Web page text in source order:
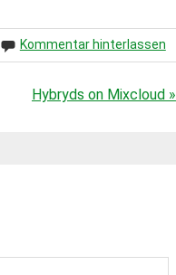
Kommentar hinterlassen
Hybryds on Mixcloud »